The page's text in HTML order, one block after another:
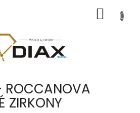
KOŠÍK
ROCCANOVA
ZIRKONY